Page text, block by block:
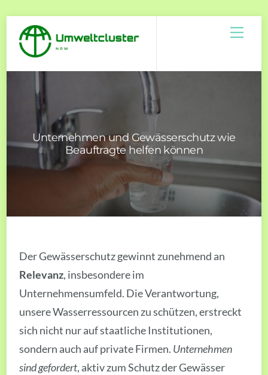
content
Unternehmen und Gewässerschutz wie
Beauftragte helfen können
Der Gewässerschutz gewinnt zunehmend an
Relevanz, insbesondere im
Unternehmensumfeld. Die Verantwortung,
unsere Wasserressourcen zu schützen, erstreckt
sich nicht nur auf staatliche Institutionen,
sondern auch auf private Firmen. Unternehmen
sind gefordert, aktiv zum Schutz der Gewässer